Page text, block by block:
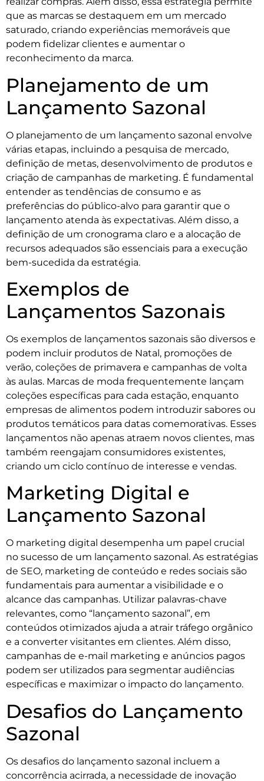
que as marcas se destaquem em um mercado
saturado, criando experiências memoráveis que
podem fidelizar clientes e aumentar o
reconhecimento da marca.
Planejamento de um
Lançamento Sazonal
O planejamento de um lançamento sazonal envolve
várias etapas, incluindo a pesquisa de mercado,
definição de metas, desenvolvimento de produtos e
criação de campanhas de marketing. É fundamental
entender as tendências de consumo e as
preferências do público-alvo para garantir que o
lançamento atenda às expectativas. Além disso, a
definição de um cronograma claro e a alocação de
recursos adequados são essenciais para a execução
bem-sucedida da estratégia.
Exemplos de
Lançamentos Sazonais
Os exemplos de lançamentos sazonais são diversos e
podem incluir produtos de Natal, promoções de
verão, coleções de primavera e campanhas de volta
às aulas. Marcas de moda frequentemente lançam
coleções específicas para cada estação, enquanto
empresas de alimentos podem introduzir sabores ou
produtos temáticos para datas comemorativas. Esses
lançamentos não apenas atraem novos clientes, mas
também reengajam consumidores existentes,
criando um ciclo contínuo de interesse e vendas.
Marketing Digital e
Lançamento Sazonal
O marketing digital desempenha um papel crucial
no sucesso de um lançamento sazonal. As estratégias
de SEO, marketing de conteúdo e redes sociais são
fundamentais para aumentar a visibilidade e o
alcance das campanhas. Utilizar palavras-chave
relevantes, como “lançamento sazonal”, em
conteúdos otimizados ajuda a atrair tráfego orgânico
e a converter visitantes em clientes. Além disso,
campanhas de e-mail marketing e anúncios pagos
podem ser utilizados para segmentar audiências
específicas e maximizar o impacto do lançamento.
Desafios do Lançamento
Sazonal
Os desafios do lançamento sazonal incluem a
concorrência acirrada, a necessidade de inovação